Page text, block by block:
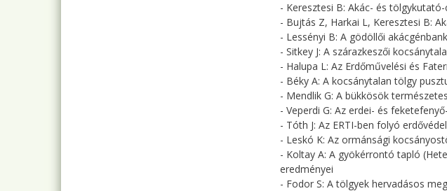
- Keresztesi B: Akác- és
- Bujtás Z, Harkai L, Keresztesi B:
- Lessényi B: A gödöllői
- Sitkey J: A szárazkeszői
- Halupa L: Az Erdőművelési és
- Béky A: A kocsánytalan tölgy
- Mendlik G: A bükkösök
- Veperdi G: Az erdei- és
- Tóth J: Az ERTI-ben folyó
- Leskó K: Az ormánsági
- Koltay A: A gyökérrontó tapló
eredményei
- Fodor S: A tölgyek hervadásos